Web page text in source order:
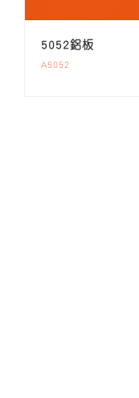
5052鋁板
A5052